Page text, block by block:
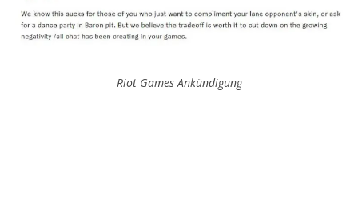
Riot Games Ankündigung